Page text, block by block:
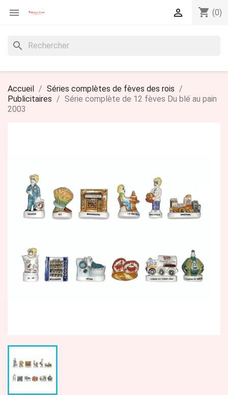
 shopping_cart (0)

search
Accueil
Séries complètes de fèves des rois
Publicitaires
Série complète de 12 fèves Du blé au pain
2003